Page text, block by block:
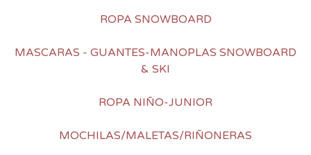
ROPA SNOWBOARD
MASCARAS - GUANTES-MANOPLAS SNOWBOARD
& SKI
ROPA NIÑO-JUNIOR
MOCHILAS/MALETAS/RIÑONERAS